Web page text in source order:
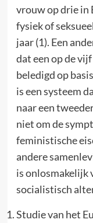
vrouw op drie in
fysiek of
jaar (1). Een
dat een op de
beledigd op
is een systeem
naar een
niet om de
feministische
andere
is onlosmakelijk
socialistisch
Studie van het